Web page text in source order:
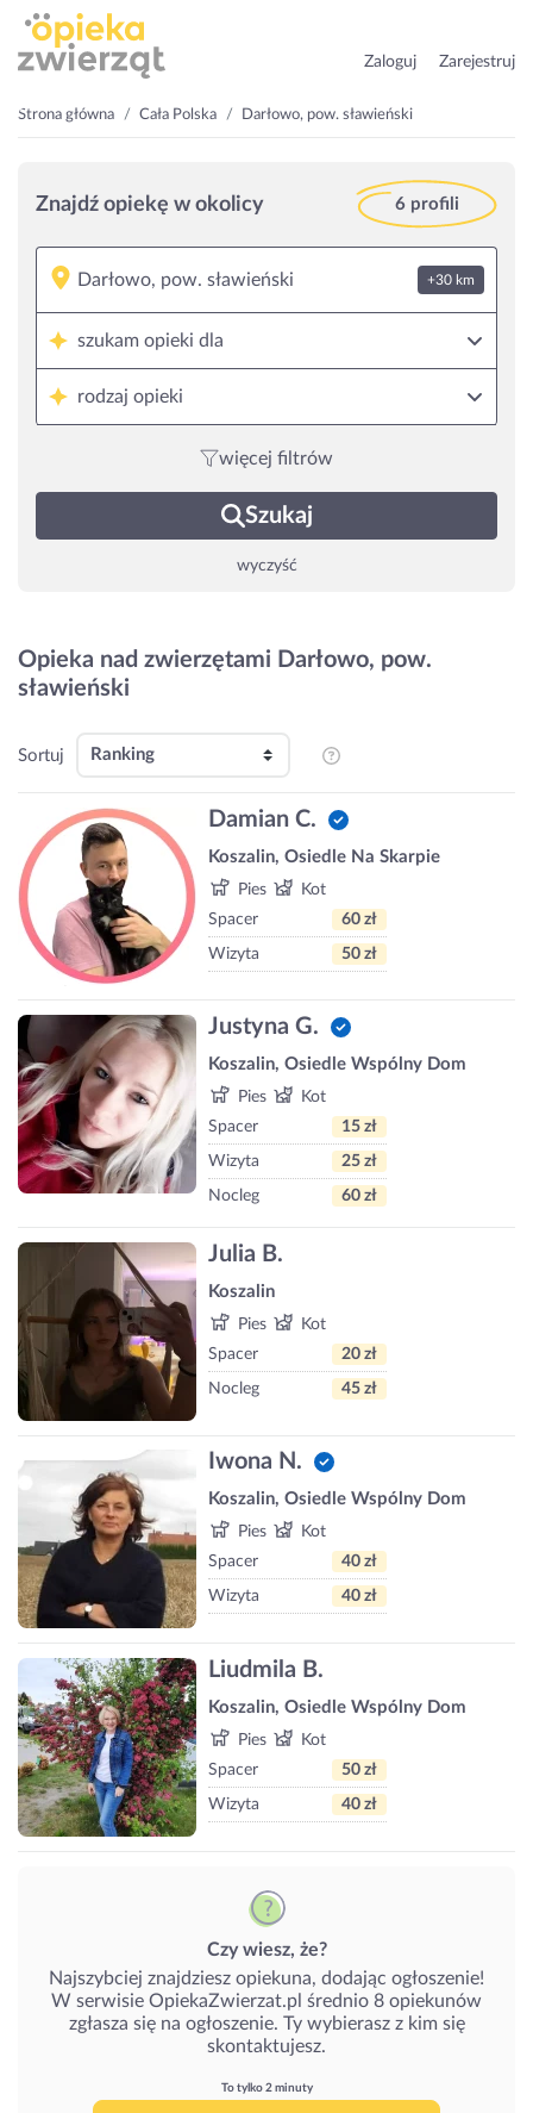
Zaloguj Zarejestruj
Strona główna Cała Polska Darłowo, pow. sławieński
Znajdź opiekę w okolicy 6 profili
+30 km
szukam opieki dla
rodzaj opieki
więcej filtrów
Szukaj
wyczyść
Opieka nad zwierzętami Darłowo, pow.
sławieński
Sortuj
Damian C.
Koszalin, Osiedle Na Skarpie
Pies
Kot
Spacer
60 zł
Wizyta 50 zł
Justyna G.
Koszalin, Osiedle Wspólny Dom
Pies
Kot
Spacer
15 zł
Wizyta 25 zł
Nocleg 60 zł
Julia B.
Koszalin
Pies
Kot
Spacer
20 zł
Nocleg 45 zł
Iwona N.
Koszalin, Osiedle Wspólny Dom
Pies
Kot
Spacer
40 zł
Wizyta 40 zł
Liudmila B.
Koszalin, Osiedle Wspólny Dom
Pies
Kot
Spacer
50 zł
Wizyta 40 zł
Czy wiesz, że?
Najszybciej znajdziesz opiekuna, dodając ogłoszenie!
W serwisie OpiekaZwierzat.pl średnio 8 opiekunów
zgłasza się na ogłoszenie. Ty wybierasz z kim się
skontaktujesz.
To tylko 2 minuty